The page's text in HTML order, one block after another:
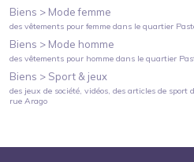
Biens > Mode femme
des vêtements pour femme dans le quartier
Biens > Mode homme
des vêtements pour homme dans le quartier
Biens > Sport & jeux
des jeux de société, vidéos, des articles de sport
rue Arago